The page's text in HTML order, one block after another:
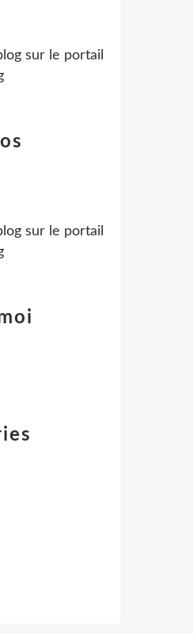
sur le portail
sur le portail